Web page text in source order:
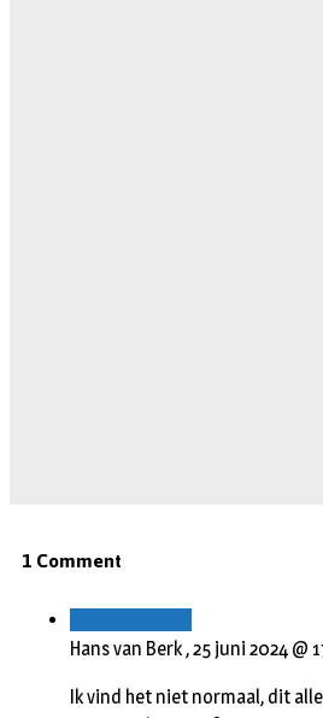
1 Comment
Hans van Berk ,25 juni 2024 @
Ik vind het niet normaal, dit